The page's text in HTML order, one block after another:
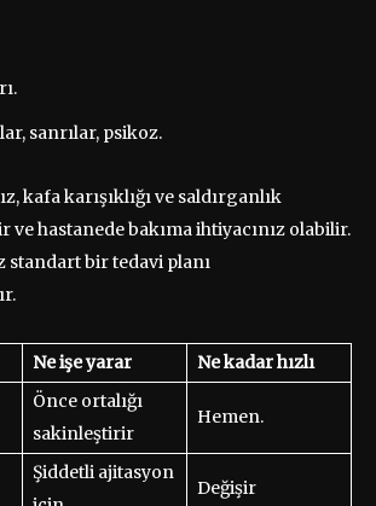
sanrılar, psikoz.
kafa karışıklığı ve saldırganlık
ve hastanede bakıma ihtiyacınız olabilir.
standart bir tedavi planı
Ne işe yarar
Ne kadar hızlı
Önce ortalığı
sakinleştirir
Hemen.
Şiddetli ajitasyon
Değişir